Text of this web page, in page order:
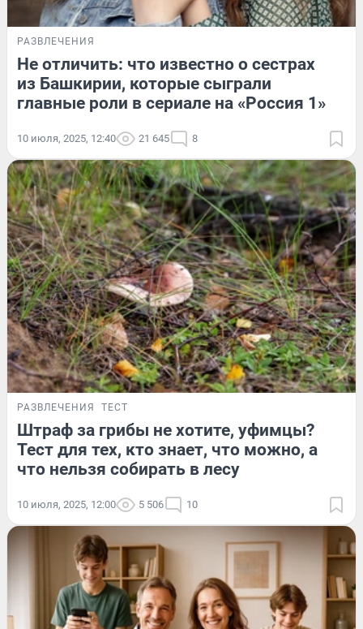
РАЗВЛЕЧЕНИЯ
Не отличить: что известно о сестрах
из Башкирии, которые сыграли
главные роли в сериале на «Россия 1»
10 июля, 2025, 12:40 21 645 8
РАЗВЛЕЧЕНИЯ ТЕСТ
Штраф за грибы не хотите, уфимцы?
Тест для тех, кто знает, что можно, а
что нельзя собирать в лесу
10 июля, 2025, 12:00 5 506 10